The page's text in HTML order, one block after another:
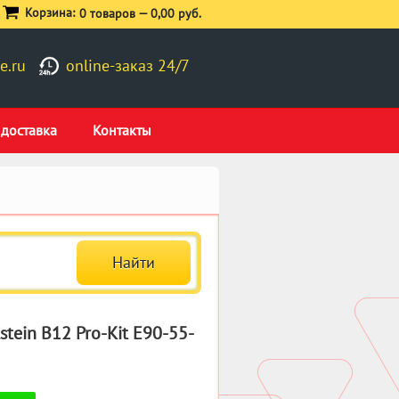
online-заказ 24/7
Контакты
Корзина: 0 товаров —0,00 руб.
B12 Pro-Kit E90-55-